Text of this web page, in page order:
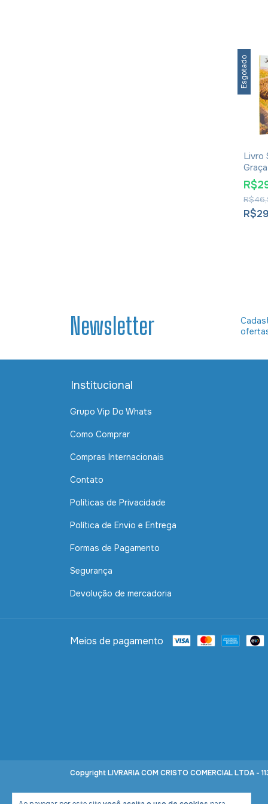
Esgotado
Livro
Newsletter
Institucional
Grupo Vip Do Whats
Como Comprar
Compras Internacionais
Contato
Políticas de Privacidade
Política de Envio e Entrega
Formas de Pagamento
Segurança
Devolução de mercadoria
Meios de pagamento
Copyright LIVRARIA COM CRISTO COMERCIAL